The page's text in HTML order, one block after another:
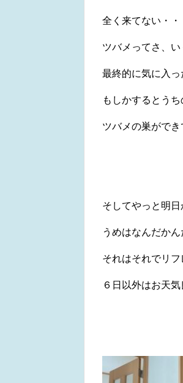
全く来てない・・
ツバメってさ、
最終的に気に入
もしかするとう
ツバメの巣ができ
そしてやっと明日
うめはなんだか
それはそれでリ
６日以外はお天気